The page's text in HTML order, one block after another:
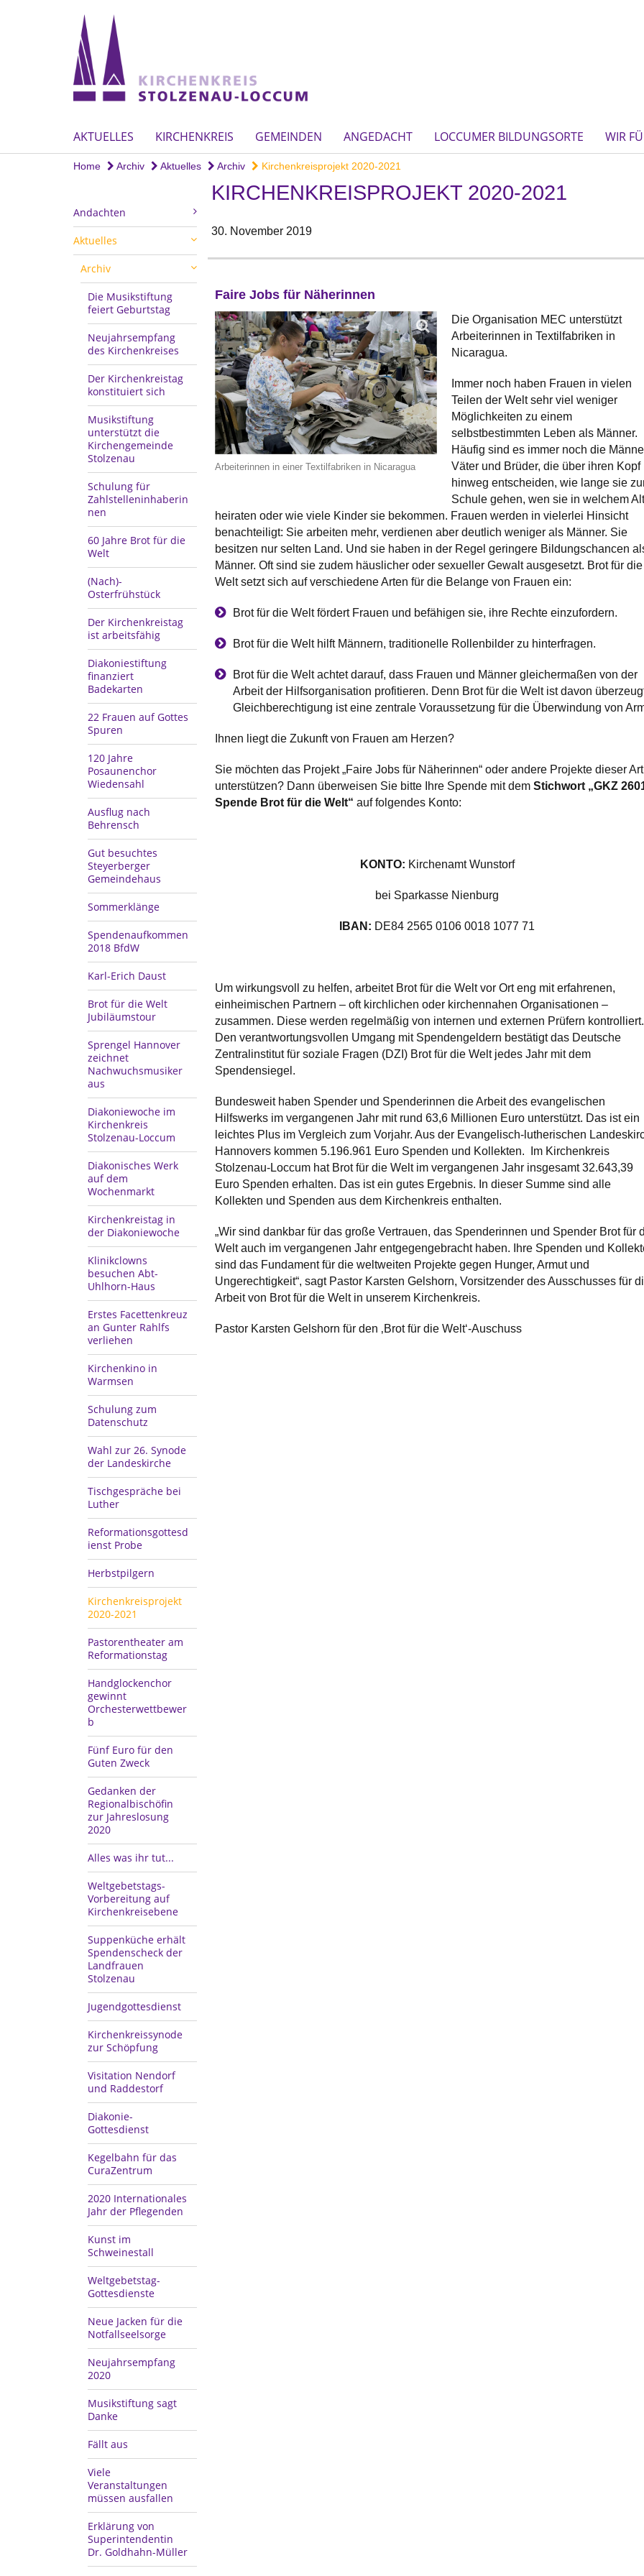
AKTUELLES KIRCHENKREIS GEMEINDEN ANGEDACHT LOCCUMER BILDUNGSORTE WIR
Home Archiv Aktuelles Archiv Kirchenkreisprojekt 2020-2021
Andachten
Aktuelles
Archiv
Die Musikstiftung
feiert Geburtstag
Neujahrsempfang
des Kirchenkreises
Der Kirchenkreistag
konstituiert sich
Musikstiftung
unterstützt die
Kirchengemeinde
Stolzenau
Schulung für
Zahlstelleninhaberin
nen
60 Jahre Brot für die
Welt
(Nach)-
Osterfrühstück
Der Kirchenkreistag
ist arbeitsfähig
Diakoniestiftung
finanziert
Badekarten
22 Frauen auf Gottes
Spuren
120 Jahre
Posaunenchor
Wiedensahl
Ausflug nach
Behrensch
Gut besuchtes
Steyerberger
Gemeindehaus
Sommerklänge
Spendenaufkommen
2018 BfdW
Karl-Erich Daust
Brot für die Welt
Jubiläumstour
Sprengel Hannover
zeichnet
Nachwuchsmusiker
aus
Diakoniewoche im
Kirchenkreis
Stolzenau-Loccum
Diakonisches Werk
auf dem
Wochenmarkt
Kirchenkreistag in
der Diakoniewoche
Klinikclowns
besuchen Abt-
Uhlhorn-Haus
Erstes Facettenkreuz
an Gunter Rahlfs
verliehen
Kirchenkino in
Warmsen
Schulung zum
Datenschutz
Wahl zur 26. Synode
der Landeskirche
Tischgespräche bei
Luther
Reformationsgottesd
ienst Probe
Herbstpilgern
Kirchenkreisprojekt
2020-2021
Pastorentheater am
Reformationstag
Handglockenchor
gewinnt
Orchesterwettbewer
b
Fünf Euro für den
Guten Zweck
Gedanken der
Regionalbischöfin
zur Jahreslosung
2020
Alles was ihr tut...
Weltgebetstags-
Vorbereitung auf
Kirchenkreisebene
Suppenküche erhält
Spendenscheck der
Landfrauen
Stolzenau
Jugendgottesdienst
Kirchenkreissynode
zur Schöpfung
Visitation Nendorf
und Raddestorf
Diakonie-
Gottesdienst
Kegelbahn für das
CuraZentrum
2020 Internationales
Jahr der Pflegenden
Kunst im
Schweinestall
Weltgebetstag-
Gottesdienste
Neue Jacken für die
Notfallseelsorge
Neujahrsempfang
2020
Musikstiftung sagt
Danke
Fällt aus
Viele
Veranstaltungen
müssen ausfallen
Erklärung von
Superintendentin
Dr. Goldhahn-Müller
KIRCHENKREISPROJEKT 2020-2021
30. November 2019
Faire Jobs für Näherinnen
Arbeiterinnen in einer Textilfabriken in Nicaragua
Die Organisation MEC unterstützt
Arbeiterinnen in Textilfabriken in
Nicaragua.
Immer noch haben Frauen in vielen
Teilen der Welt sehr viel weniger
Möglichkeiten zu einem
selbstbestimmten Leben als Männer.
Häufig sind es immer noch die
Väter und Brüder, die über ihren Kopf
hinweg entscheiden, wie lange sie
Schule gehen, wen sie in welchem
heiraten oder wie viele Kinder sie bekommen. Frauen werden in vielerlei Hinsicht
benachteiligt: Sie arbeiten mehr, verdienen aber deutlich weniger als Männer. Sie
besitzen nur selten Land. Und sie haben in der Regel geringere Bildungschancen
Männer. Oft sind sie zudem häuslicher oder sexueller Gewalt ausgesetzt. Brot für die
Welt setzt sich auf verschiedene Arten für die Belange von Frauen ein:
Brot für die Welt fördert Frauen und befähigen sie, ihre Rechte einzufordern.
Brot für die Welt hilft Männern, traditionelle Rollenbilder zu hinterfragen.
Brot für die Welt achtet darauf, dass Frauen und Männer gleichermaßen von der
Arbeit der Hilfsorganisation profitieren. Denn Brot für die Welt ist davon
Gleichberechtigung ist eine zentrale Voraus­setzung für die Überwindung von
Ihnen liegt die Zukunft von Frauen am Herzen?
Sie möchten das Projekt „Faire Jobs für Näherinnen“ oder andere Projekte dieser Art
unterstützen? Dann überweisen Sie bitte Ihre Spende mit dem Stichwort „GKZ
Spende Brot für die Welt“ auf folgendes Konto:
KONTO: Kirchenamt Wunstorf
bei Sparkasse Nienburg
IBAN: DE84 2565 0106 0018 1077 71
Um wirkungsvoll zu helfen, arbeitet Brot für die Welt vor Ort eng mit erfahrenen,
einheimischen Partnern ‒ oft kirchlichen oder kirchennahen Organisationen ‒
zusammen. Diese werden regelmäßig von internen und externen Prüfern kontrolliert.
Den verantwortungsvollen Umgang mit Spendengeldern bestätigt das Deutsche
Zentralinstitut für soziale Fragen (DZI) Brot für die Welt jedes Jahr mit dem
Spendensiegel.
Bundesweit haben Spender und Spenderinnen die Arbeit des evangelischen
Hilfswerks im vergangenen Jahr mit rund 63,6 Millionen Euro unterstützt. Das ist ein
leichtes Plus im Vergleich zum Vorjahr. Aus der Evangelisch-lutherischen
Hannovers kommen 5.196.961 Euro Spenden und Kollekten. Im Kirchenkreis
Stolzenau-Loccum hat Brot für die Welt im vergangenen Jahr insgesamt 32.643,39
Euro Spenden erhalten. Das ist ein gutes Ergebnis. In dieser Summe sind alle
Kollekten und Spenden aus dem Kirchenkreis enthalten.
„Wir sind dankbar für das große Vertrauen, das Spenderinnen und Spender Brot für
Welt auch im vergangenen Jahr entgegengebracht haben. Ihre Spenden und
sind das Fundament für die weltweiten Projekte gegen Hunger, Armut und
Ungerechtigkeit“, sagt Pastor Karsten Gelshorn, Vorsitzender des Ausschusses für
Arbeit von Brot für die Welt in unserem Kirchenkreis.
Pastor Karsten Gelshorn für den ‚Brot für die Welt‘-Auschuss